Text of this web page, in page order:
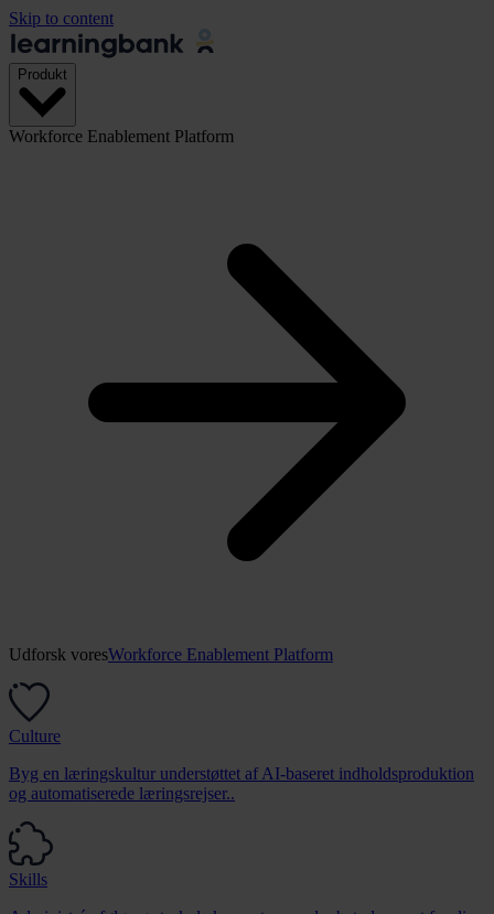
Skip to content
Produkt
Workforce Enablement Platform
Udforsk voresWorkforce Enablement Platform
Culture
Byg en læringskultur understøttet af AI-baseret indholdsproduktion
og automatiserede læringsrejser..
Skills